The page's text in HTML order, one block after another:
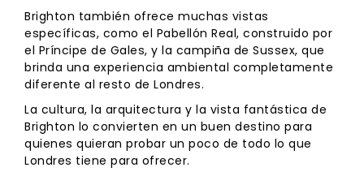
Brighton también ofrece muchas vistas
específicas, como el Pabellón Real, construido por
el Príncipe de Gales, y la campiña de Sussex, que
brinda una experiencia ambiental completamente
diferente al resto de Londres.
La cultura, la arquitectura y la vista fantástica de
Brighton lo convierten en un buen destino para
quienes quieran probar un poco de todo lo que
Londres tiene para ofrecer.